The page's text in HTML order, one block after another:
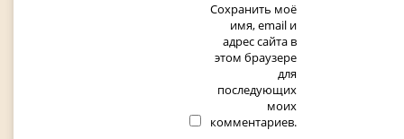
Сохранить моё
имя, email и
адрес сайта в
этом браузере
для
последующих
моих
комментариев.